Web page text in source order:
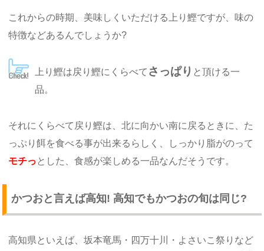
これからの時期、美味しくいただける上り鰹ですが、味の
特徴などあるんでしょうか?
上り鰹は戻り鰹にくらべて さっぱり と頂ける一
品。
それにくらべて戻り鰹は、北に向かい南に戻るときに、た
っぷり餌を食べる事が出来るらしく、しっかり脂がのって
モチっ とした、食感が楽しめる一品なんだそうです。
かつおと言えば高知! 高知でもかつおの旬は同じ?
高知県といえば、坂本竜馬・四万十川・よさいこ祭りなど